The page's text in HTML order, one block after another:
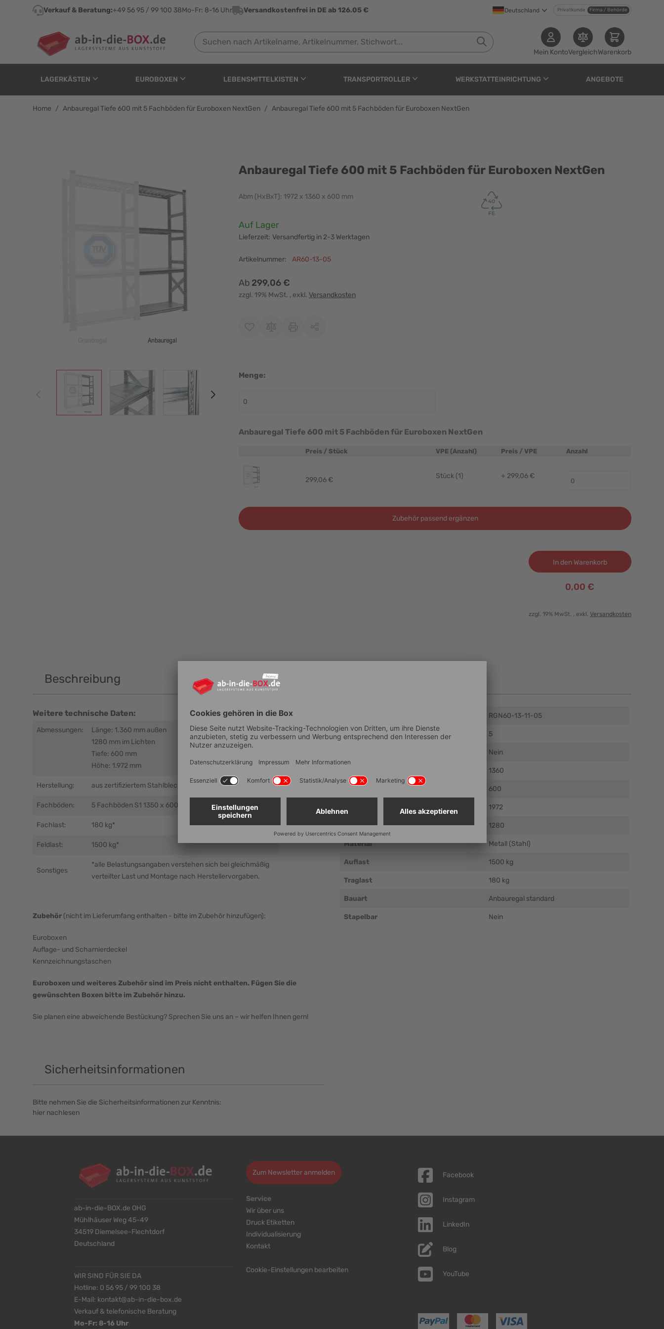
Direkt zum Inhalt
Verkauf & Beratung:+49 56 95 / 99 100 38Mo-Fr: 8-16 Uhr Versandkostenfrei in DE ab 126.05 € Deutschland Privatkunde Firma / Behörde
Suchen nach Artikelname, Artikelnummer, Stichwort...
Mein KontoVergleichWarenkorb
LAGERKÄSTEN EUROBOXEN LEBENSMITTELKISTEN TRANSPORTROLLER WERKSTATTEINRICHTUNG ANGEBOTE
Home / Anbauregal Tiefe 600 mit 5 Fachböden für Euroboxen NextGen / Anbauregal Tiefe 600 mit 5 Fachböden für Euroboxen NextGen
Anbauregal Tiefe 600 mit 5 Fachböden für Euroboxen NextGen
View larger imageView larger image View larger imageView larger image
Anbauregal Tiefe 600 mit 5 Fachböden für Euroboxen NextGen
Abm (HxBxT): 1972 x 1360 x 600 mm
Verfügbarkeit:
Auf Lager
Lieferzeit: Versandfertig in 2-3 Werktagen
Artikelnummer: AR60-13-05
Ab 299,06 €
zzgl. 19% MwSt. , exkl. Versandkosten
Menge:
Anbauregal Tiefe 600 mit 5 Fachböden für Euroboxen NextGen
Preis / Stück VPE (Anzahl) Preis / VPE Anzahl
299,06 € Stück (1) + 299,06 €
Zubehör passend ergänzen
In den Warenkorb
0,00 €
zzgl. 19% MwSt. , exkl. Versandkosten
Beschreibung
Weitere technische Daten:
Abmessungen:
Länge: 1.360 mm außen
1280 mm im Lichten
Tiefe: 600 mm
Höhe: 1.972 mm
Herstellung: aus zertifiziertem Stahlblech (verzinkt)
Fachböden: 5 Fachböden S1 1350 x 600 mm (900x600+450x600 mm)
Fachlast: 180 kg*
Feldlast: 1500 kg*
Sonstiges
*alle Belastungsangaben verstehen sich bei gleichmäßig
verteilter Last und Montage nach Herstellervorgaben.
Zubehör (nicht im Lieferumfang enthalten - bitte im Zubehör hinzufügen):
Euroboxen
Auflage- und Scharnierdeckel
Kennzeichnungstaschen
Euroboxen und weiteres Zubehör sind im Preis nicht enthalten. Fügen Sie die
gewünschten Boxen bitte im Zubehör hinzu.
Sie planen eine abweichende Bestückung? Sprechen Sie uns an – wir helfen Ihnen gern!
RGN60-13-11-05
Anzahl Fächer 5
Nein
1360
600
Außenmaß Höhe (mm ± 5 mm) 1972
Lichtes Maß Breite (mm ± 5 mm) 1280
Material Metall (Stahl)
Auflast 1500 kg
Traglast 180 kg
Bauart Anbauregal standard
Stapelbar Nein
Sicherheitsinformationen
Bitte nehmen Sie die Sicherheitsinformationen zur Kenntnis:
hier nachlesen
ab-in-die-BOX.de OHG
Mühlhäuser Weg 45-49
34519 Diemelsee-Flechtdorf
Deutschland
WIR SIND FÜR SIE DA
Hotline: 0 56 95 / 99 100 38
E-Mail: kontakt@ab-in-die-box.de
Verkauf & telefonische Beratung
Mo-Fr: 8-16 Uhr
Zum Newsletter anmelden
Service
Wir über uns
Druck Etiketten
Individualisierung
Kontakt
Cookie-Einstellungen bearbeiten
Facebook
Instagram
LinkedIn
Blog
YouTube